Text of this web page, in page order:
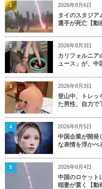
2026年8月6日
タイのスタジア
選手が死亡【動
1
2026年8月3日
カリフォルニア
ュース」が、中
2
2026年8月3日
登山中、トレッ
た男性、自力で
3
2026年8月5日
中国企業が開発
な表情を浮かべ
4
2026年8月4日
中国のロケット
稲妻が貫く【動
5